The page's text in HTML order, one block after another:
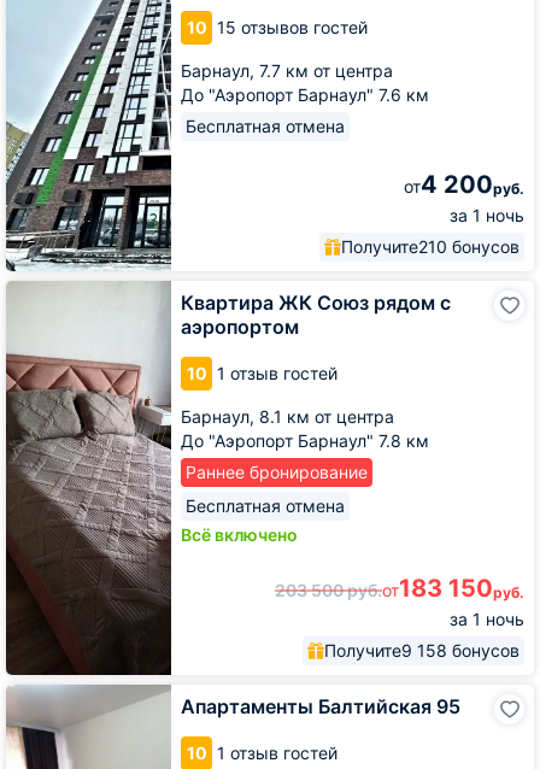
10 15 отзывов гостей
Барнаул, 7.7 км от центра
До "Аэропорт Барнаул" 7.6 км
Бесплатная отмена
от4 200руб.
за 1 ночь
Получите210 бонусов
Квартира ЖК Союз рядом с
аэропортом
10 1 отзыв гостей
Барнаул, 8.1 км от центра
До "Аэропорт Барнаул" 7.8 км
Раннее бронирование
Бесплатная отмена
Всё включено
203 500руб.от183 150руб.
за 1 ночь
Получите9 158 бонусов
Квартира
рядом
с
аэропортом
Апартаменты Балтийская 95
10 1 отзыв гостей
Апартаменты
Балтийская
95